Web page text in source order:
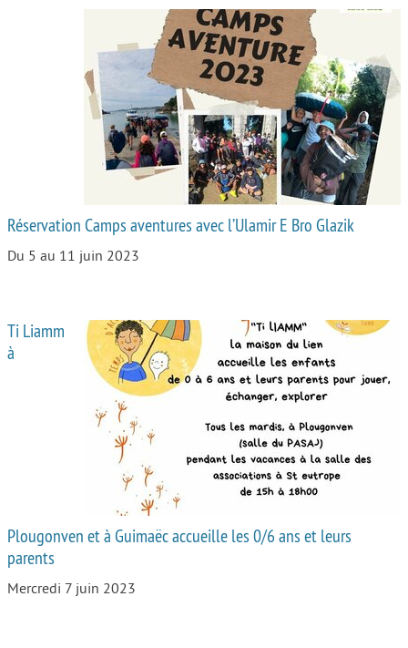
Réservation Camps aventures avec l’Ulamir E Bro Glazik
Du 5 au 11 juin 2023
Ti Liamm
à
Plougonven et à Guimaëc accueille les 0/6 ans et leurs
parents
Mercredi 7 juin 2023